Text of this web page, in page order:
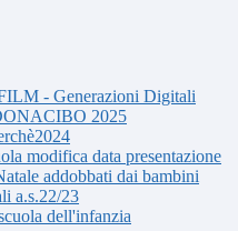
- Generazioni Digitali
2025
modifica data presentazione
addobbati dai bambini
a.s.22/23
dell'infanzia